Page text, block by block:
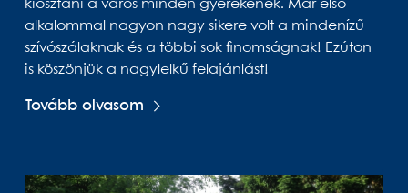
kiosztani a város minden gyerekének. Már első
alkalommal nagyon nagy sikere volt a mindenízű
szívószálaknak és a többi sok finomságnak! Ezúton
is köszönjük a nagylelkű felajánlást!
Tovább olvasom